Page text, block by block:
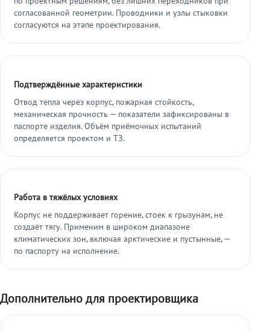
согласованной геометрии. Проводники и узлы стыковки
согласуются на этапе проектирования.
Подтверждённые характеристики
Отвод тепла через корпус, пожарная стойкость,
механическая прочность — показатели зафиксированы в
паспорте изделия. Объём приёмочных испытаний
определяется проектом и ТЗ.
Работа в тяжёлых условиях
Корпус не поддерживает горение, стоек к грызунам, не
создаёт тягу. Применим в широком диапазоне
климатических зон, включая арктические и пустынные, —
по паспорту на исполнение.
Дополнительно для проектировщика